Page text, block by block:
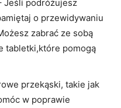
Jeśli podróżujesz
o przewidywaniu
zabrać ze ‍sobą
tabletki,które ‍pomogą
przekąski, takie jak
w poprawie